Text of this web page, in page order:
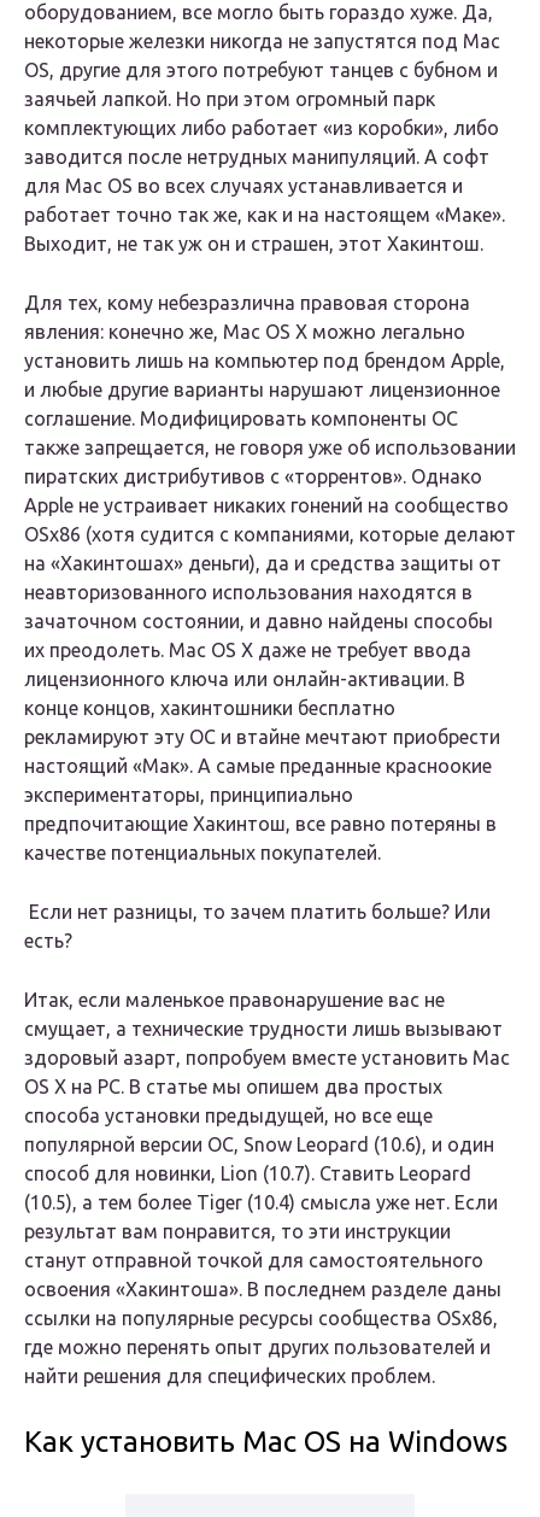
оборудованием, все могло быть гораздо хуже. Да,
некоторые железки никогда не запустятся под Mac
OS, другие для этого потребуют танцев с бубном и
заячьей лапкой. Но при этом огромный парк
комплектующих либо работает «из коробки», либо
заводится после нетрудных манипуляций. А софт
для Mac OS во всех случаях устанавливается и
работает точно так же, как и на настоящем «Маке».
Выходит, не так уж он и страшен, этот Хакинтош.
Для тех, кому небезразлична правовая сторона
явления: конечно же, Mac OS X можно легально
установить лишь на компьютер под брендом Apple,
и любые другие варианты нарушают лицензионное
соглашение. Модифицировать компоненты ОС
также запрещается, не говоря уже об использовании
пиратских дистрибутивов с «торрентов». Однако
Apple не устраивает никаких гонений на сообщество
OSx86 (хотя судится с компаниями, которые делают
на «Хакинтошах» деньги), да и средства защиты от
неавторизованного использования находятся в
зачаточном состоянии, и давно найдены способы
их преодолеть. Mac OS X даже не требует ввода
лицензионного ключа или онлайн-активации. В
конце концов, хакинтошники бесплатно
рекламируют эту ОС и втайне мечтают приобрести
настоящий «Мак». А самые преданные красноокие
экспериментаторы, принципиально
предпочитающие Хакинтош, все равно потеряны в
качестве потенциальных покупателей.
Если нет разницы, то зачем платить больше? Или
есть?
Итак, если маленькое правонарушение вас не
смущает, а технические трудности лишь вызывают
здоровый азарт, попробуем вместе установить Mac
OS X на PC. В статье мы опишем два простых
способа установки предыдущей, но все еще
популярной версии ОС, Snow Leopard (10.6), и один
способ для новинки, Lion (10.7). Ставить Leopard
(10.5), а тем более Tiger (10.4) смысла уже нет. Если
результат вам понравится, то эти инструкции
станут отправной точкой для самостоятельного
освоения «Хакинтоша». В последнем разделе даны
ссылки на популярные ресурсы сообщества OSx86,
где можно перенять опыт других пользователей и
найти решения для специфических проблем.
Как установить Mac OS на Windows